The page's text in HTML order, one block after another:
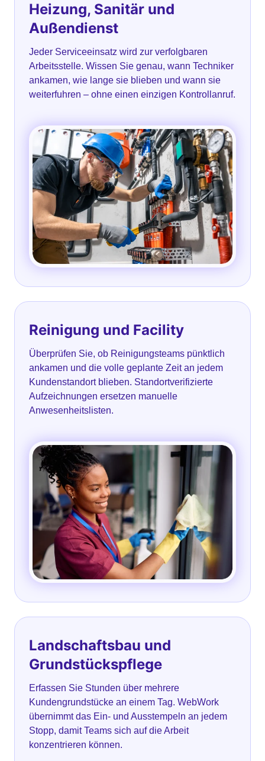
Heizung, Sanitär und
Außendienst
Jeder Serviceeinsatz wird zur verfolgbaren
Arbeitsstelle. Wissen Sie genau, wann Techniker
ankamen, wie lange sie blieben und wann sie
weiterfuhren – ohne einen einzigen Kontrollanruf.
Reinigung und Facility
Überprüfen Sie, ob Reinigungsteams pünktlich
ankamen und die volle geplante Zeit an jedem
Kundenstandort blieben. Standortverifizierte
Aufzeichnungen ersetzen manuelle
Anwesenheitslisten.
Landschaftsbau und
Grundstückspflege
Erfassen Sie Stunden über mehrere
Kundengrundstücke an einem Tag. WebWork
übernimmt das Ein- und Ausstempeln an jedem
Stopp, damit Teams sich auf die Arbeit
konzentrieren können.